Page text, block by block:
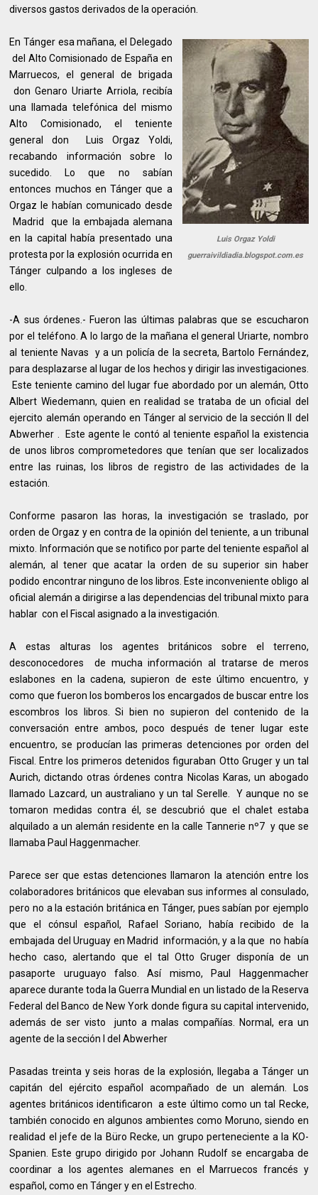
diversos gastos derivados de la operación.
Luis Orgaz Yoldi
guerraivildiadia.blogspot.com.es
En Tánger esa mañana, el Delegado
del Alto Comisionado de España en
Marruecos, el general de brigada
don Genaro Uriarte Arriola, recibía
una llamada telefónica del mismo
Alto Comisionado, el teniente
general don Luis Orgaz Yoldi,
recabando información sobre lo
sucedido. Lo que no sabían
entonces muchos en Tánger que a
Orgaz le habían comunicado desde
Madrid que la embajada alemana
en la capital había presentado una
protesta por la explosión ocurrida en
Tánger culpando a los ingleses de
ello.
-A sus órdenes.- Fueron las últimas palabras que se escucharon
por el teléfono. A lo largo de la mañana el general Uriarte, nombro
al teniente Navas y a un policía de la secreta, Bartolo Fernández,
para desplazarse al lugar de los hechos y dirigir las investigaciones.
Este teniente camino del lugar fue abordado por un alemán, Otto
Albert Wiedemann, quien en realidad se trataba de un oficial del
ejercito alemán operando en Tánger al servicio de la sección II del
Abwerher . Este agente le contó al teniente español la existencia
de unos libros comprometedores que tenían que ser localizados
entre las ruinas, los libros de registro de las actividades de la
estación.
Conforme pasaron las horas, la investigación se traslado, por
orden de Orgaz y en contra de la opinión del teniente, a un tribunal
mixto. Información que se notifico por parte del teniente español al
alemán, al tener que acatar la orden de su superior sin haber
podido encontrar ninguno de los libros. Este inconveniente obligo al
oficial alemán a dirigirse a las dependencias del tribunal mixto para
hablar con el Fiscal asignado a la investigación.
A estas alturas los agentes británicos sobre el terreno,
desconocedores de mucha información al tratarse de meros
eslabones en la cadena, supieron de este último encuentro, y
como que fueron los bomberos los encargados de buscar entre los
escombros los libros. Si bien no supieron del contenido de la
conversación entre ambos, poco después de tener lugar este
encuentro, se producían las primeras detenciones por orden del
Fiscal. Entre los primeros detenidos figuraban Otto Gruger y un tal
Aurich, dictando otras órdenes contra Nicolas Karas, un abogado
llamado Lazcard, un australiano y un tal Serelle. Y aunque no se
tomaron medidas contra él, se descubrió que el chalet estaba
alquilado a un alemán residente en la calle Tannerie nº7 y que se
llamaba Paul Haggenmacher.
Parece ser que estas detenciones llamaron la atención entre los
colaboradores británicos que elevaban sus informes al consulado,
pero no a la estación británica en Tánger, pues sabían por ejemplo
que el cónsul español, Rafael Soriano, había recibido de la
embajada del Uruguay en Madrid información, y a la que no había
hecho caso, alertando que el tal Otto Gruger disponía de un
pasaporte uruguayo falso. Así mismo, Paul Haggenmacher
aparece durante toda la Guerra Mundial en un listado de la Reserva
Federal del Banco de New York donde figura su capital intervenido,
además de ser visto junto a malas compañías. Normal, era un
agente de la sección I del Abwerher
Pasadas treinta y seis horas de la explosión, llegaba a Tánger un
capitán del ejército español acompañado de un alemán. Los
agentes británicos identificaron a este último como un tal Recke,
también conocido en algunos ambientes como Moruno, siendo en
realidad el jefe de la Büro Recke, un grupo perteneciente a la KO-
Spanien. Este grupo dirigido por Johann Rudolf se encargaba de
coordinar a los agentes alemanes en el Marruecos francés y
español, como en Tánger y en el Estrecho.